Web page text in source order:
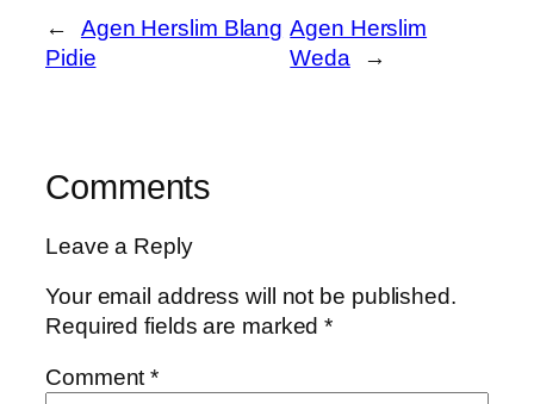
←
Agen Herslim Blang
Pidie
Agen Herslim
Weda
→
Comments
Leave a Reply
Your email address will not be published.
Required fields are marked*
Comment*